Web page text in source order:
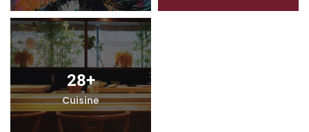
28+
Cuisine